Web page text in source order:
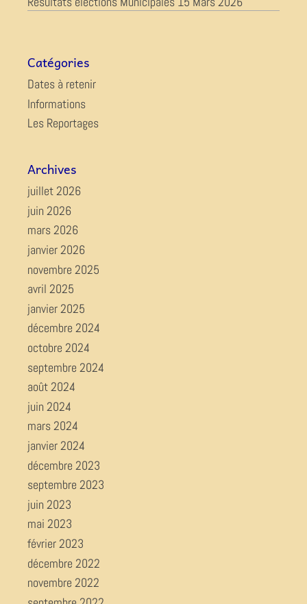
Catégories
Dates à retenir
Informations
Les Reportages
Archives
juillet 2026
juin 2026
mars 2026
janvier 2026
novembre 2025
avril 2025
janvier 2025
décembre 2024
octobre 2024
septembre 2024
août 2024
juin 2024
mars 2024
janvier 2024
décembre 2023
septembre 2023
juin 2023
mai 2023
février 2023
décembre 2022
novembre 2022